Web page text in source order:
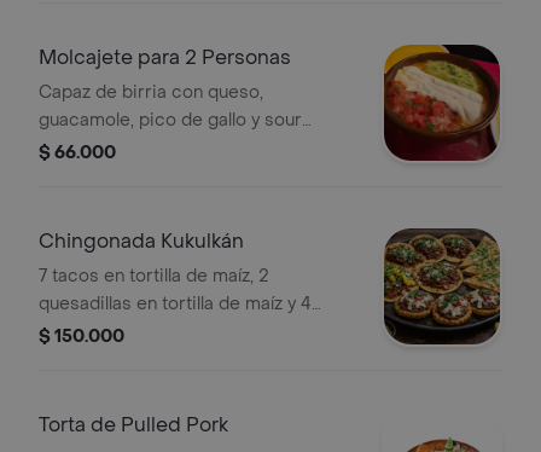
Molcajete para 2 Personas
Capaz de birria con queso,
guacamole, pico de gallo y sour
cream acompañado con 8 tortillas
$ 66.000
Chingonada Kukulkán
7 tacos en tortilla de maíz, 2
quesadillas en tortilla de maíz y 4
sopes. sabores a elegir.
$ 150.000
Torta de Pulled Pork